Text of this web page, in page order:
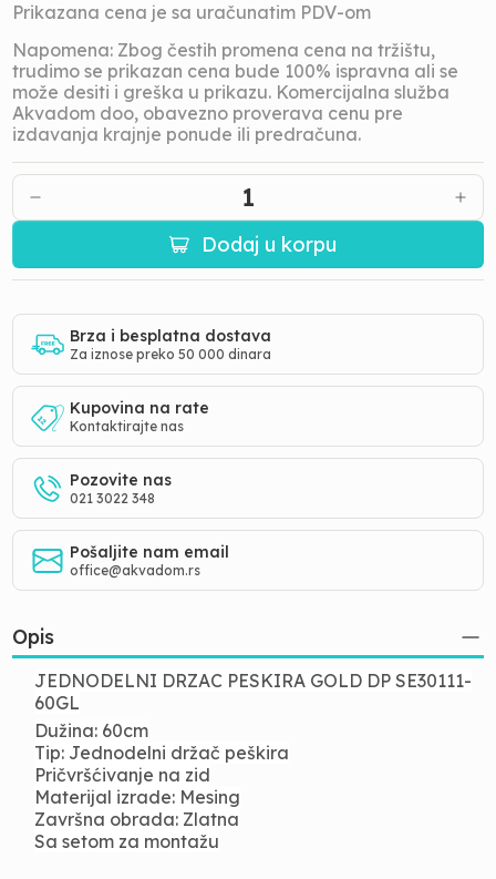
Prikazana cena je sa uračunatim PDV-om
Napomena: Zbog čestih promena cena na tržištu,
trudimo se prikazan cena bude 100% ispravna ali se
može desiti i greška u prikazu. Komercijalna služba
Akvadom doo, obavezno proverava cenu pre
izdavanja krajnje ponude ili predračuna.
1
Dodaj u korpu
Brza i besplatna dostava
Za iznose preko 50 000 dinara
Kupovina na rate
Kontaktirajte nas
Pozovite nas
021 3022 348
Pošaljite nam email
office@akvadom.rs
Opis
JEDNODELNI DRZAC PESKIRA GOLD DP SE30111-
60GL
Dužina: 60cm
Tip: Jednodelni držač peškira
Pričvršćivanje na zid
Materijal izrade: Mesing
Završna obrada: Zlatna
Sa setom za montažu